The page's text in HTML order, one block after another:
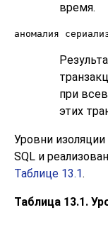
время.
аномалия
при
этих
Уровни
SQL и
Таблице 13.1.
Таблица 13.1.